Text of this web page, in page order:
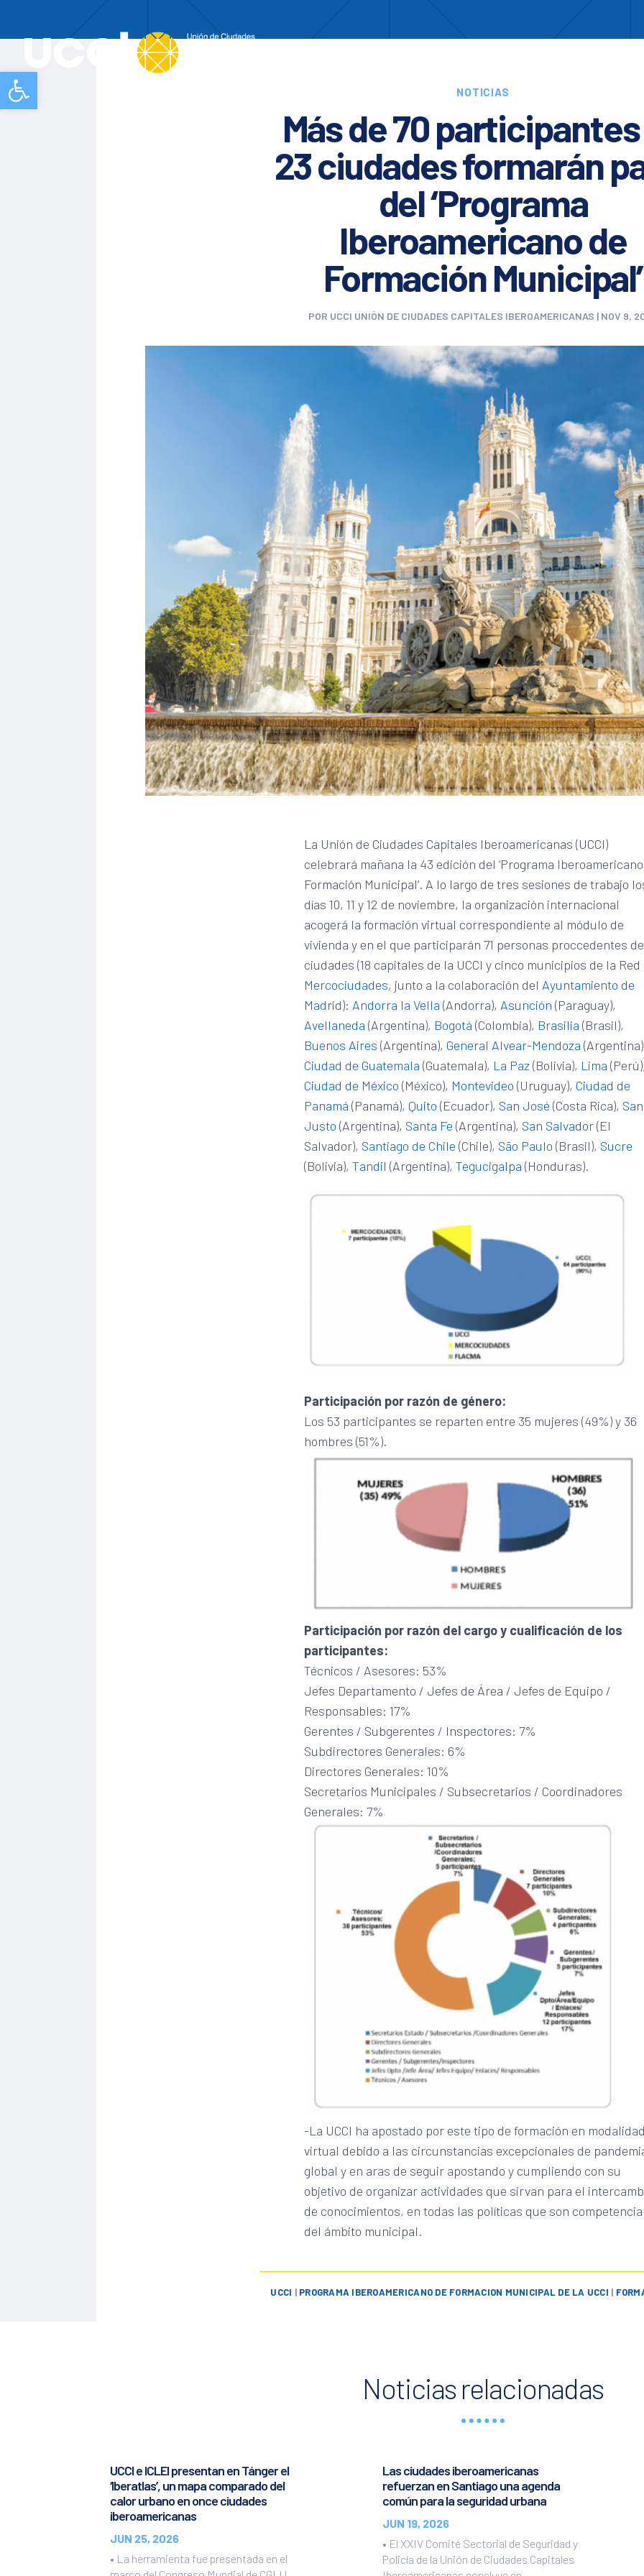
Abrir barra de herramientas NOTICIAS
Más de 70
23 ciudades formarán
del ‘Programa
Iberoamericano de
Formación Municipal’
POR UCCI UNIÓN DE CIUDADES CAPITALES IBEROAMERICANAS | NOV 9,
La Unión de Ciudades Capitales Iberoamericanas (UCCI)
celebrará mañana la 43 edición del ‘Programa
Formación Municipal’. A lo largo de tres sesiones de trabajo
días 10, 11 y 12 de noviembre, la organización internacional
acogerá la formación virtual correspondiente al módulo de
vivienda y en el que participarán 71 personas proccedentes
ciudades (18 capitales de la UCCI y cinco municipios de la Red
Mercociudades, junto a la colaboración del Ayuntamiento de
Madrid): Andorra la Vella (Andorra), Asunción (Paraguay),
Avellaneda (Argentina), Bogotá (Colombia), Brasilia (Brasil),
Buenos Aires (Argentina), General Alvear-Mendoza
Ciudad de Guatemala (Guatemala), La Paz(Bolivia), Lima
Ciudad de México (México), Montevideo (Uruguay), Ciudad de
Panamá (Panamá), Quito (Ecuador), San José (Costa Rica), San
Justo (Argentina), Santa Fe (Argentina), San Salvador(El
Salvador), Santiago de Chile (Chile), São Paulo (Brasil), Sucre
(Bolivia),Tandil (Argentina),Tegucigalpa (Honduras).
Participación por razón de género:
Los 53 participantes se reparten entre 35 mujeres (49%) y 36
hombres (51%).
Participación por razón del cargo y cualificación de los
participantes:
Técnicos / Asesores: 53%
Jefes Departamento / Jefes de Área / Jefes de Equipo /
Responsables: 17%
Gerentes / Subgerentes / Inspectores: 7%
Subdirectores Generales: 6%
Directores Generales: 10%
Secretarios Municipales / Subsecretarios / Coordinadores
Generales: 7%
-La UCCI ha apostado por este tipo de formación en
virtual debido a las circunstancias excepcionales de
global y en aras de seguir apostando y cumpliendo con su
objetivo de organizar actividades que sirvan para el
de conocimientos, en todas las políticas que son competencia
del ámbito municipal.
UCCI | PROGRAMA IBEROAMERICANO DE FORMACION MUNICIPAL DE LA UCCI |
Noticias relacionadas
UCCI e ICLEI presentan en Tánger el
‘Iberatlas’, un mapa comparado del
calor urbano en once ciudades
iberoamericanas
JUN 25, 2026
• La herramienta fue presentada en el
Las ciudades iberoamericanas
refuerzan en Santiago una agenda
común para la seguridad urbana
JUN 19, 2026
• El XXIV Comité Sectorial de Seguridad y
Policía de la Unión de Ciudades Capitales